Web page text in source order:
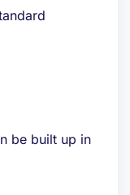
be built up in